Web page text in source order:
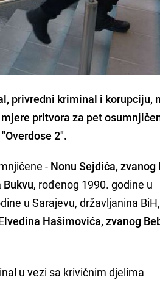
privredni kriminal i korupciju,
pritvora za pet
2".
- Nonu Sejdića, zvanog
Bukvu, rođenog 1990. godine u
u Sarajevu, državljanina
lvedina Hašimovića, zvanog
u vezi sa krivičnim djelima